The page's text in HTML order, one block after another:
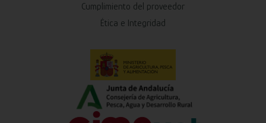
Cumplimiento del proveedor
Ética e Integridad